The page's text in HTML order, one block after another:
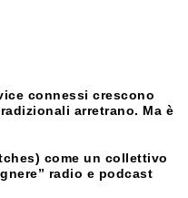
connessi crescono
arretrano. Ma è
come un collettivo
radio e podcast